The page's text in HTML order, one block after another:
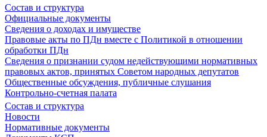
Состав и структура
Официальные документы
Сведения о доходах и имуществе
Правовые акты по ПДн вместе с Политикой в отношении
обработки ПДн
Сведения о признании судом недействующими нормативных
правовых актов, принятых Советом народных депутатов
Общественные обсуждения, публичные слушания
Контрольно-счетная палата
Состав и структура
Новости
Нормативные документы